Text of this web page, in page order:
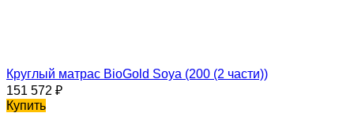
Круглый матрас BioGold Soya (200 (2 части))
151 572 ₽
Купить